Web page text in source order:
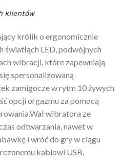
klientów
królik o ergonomicznie
LED, podwójnych
wibracji, które zapewniają
spersonalizowaną
zamigocze w rytm 10 żywych
opcji orgazmu za pomocą
wibratora ze
odtwarzania, nawet w
i wróć do gry w ciągu
kablowi USB.